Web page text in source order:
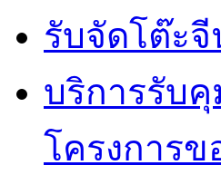
รับจัดโต๊ะ
บริการรับ
โครงการ